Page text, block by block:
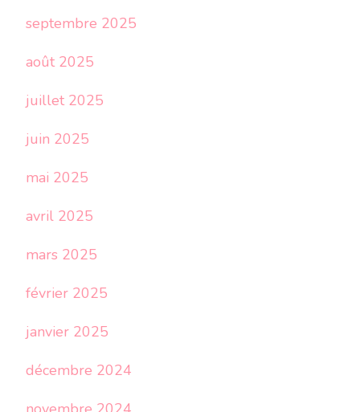
septembre 2025
août 2025
juillet 2025
juin 2025
mai 2025
avril 2025
mars 2025
février 2025
janvier 2025
décembre 2024